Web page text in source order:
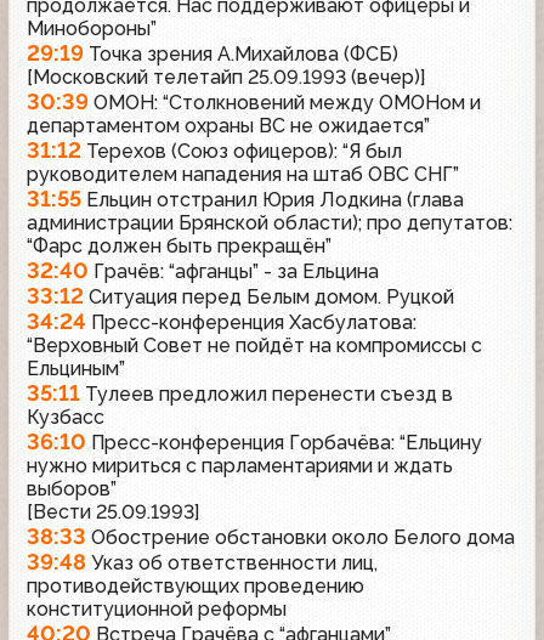
продолжается. Нас поддерживают офицеры и
Минобороны”
29:19 Точка зрения А.Михайлова (ФСБ)
[Московский телетайп 25.09.1993 (вечер)]
30:39 ОМОН: “Столкновений между ОМОНом и
департаментом охраны ВС не ожидается”
31:12 Терехов (Союз офицеров): “Я был
руководителем нападения на штаб ОВС СНГ”
31:55 Ельцин отстранил Юрия Лодкина (глава
администрации Брянской области); про депутатов:
“Фарс должен быть прекращён”
32:40 Грачёв: “афганцы” - за Ельцина
33:12 Ситуация перед Белым домом. Руцкой
34:24 Пресс-конференция Хасбулатова:
“Верховный Совет не пойдёт на компромиссы с
Ельциным”
35:11 Тулеев предложил перенести съезд в
Кузбасс
36:10 Пресс-конференция Горбачёва: “Ельцину
нужно мириться с парламентариями и ждать
выборов”
[Вести 25.09.1993]
38:33 Обострение обстановки около Белого дома
39:48 Указ об ответственности лиц,
противодействующих проведению
конституционной реформы
40:20 Встреча Грачёва с “афганцами”